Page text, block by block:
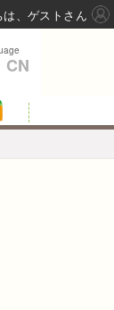
CN
は、ゲストさん